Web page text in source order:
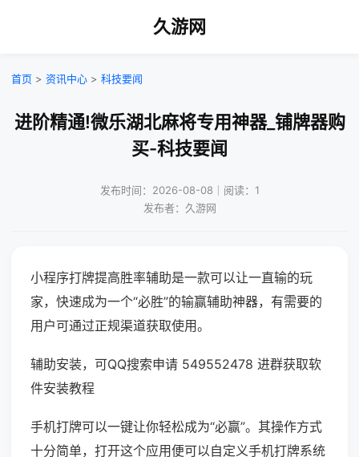
久游网
首页 > 资讯中心 > 科技要闻
进阶精通!微乐湖北麻将专用神器_铺牌器购
买-科技要闻
发布时间：2026-08-08｜阅读：1
发布者：久游网
小程序打牌提高胜率辅助是一款可以让一直输的玩
家，快速成为一个“必胜”的输赢辅助神器，有需要的
用户可通过正规渠道获取使用。
辅助安装，可QQ搜索申请 549552478 进群获取软
件安装教程
手机打牌可以一键让你轻松成为“必赢”。其操作方式
十分简单，打开这个应用便可以自定义手机打牌系统